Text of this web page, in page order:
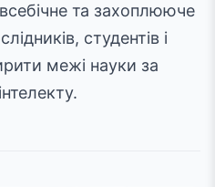
та захоплююче
студентів і
межі науки за